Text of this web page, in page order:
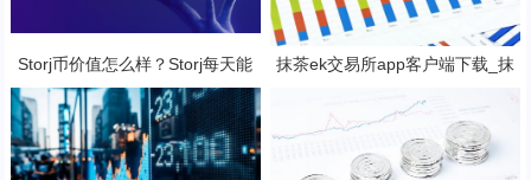
Storj币价值怎么样？Storj每天能
挖几个币？
抹茶ek交易所app客户端下载_抹